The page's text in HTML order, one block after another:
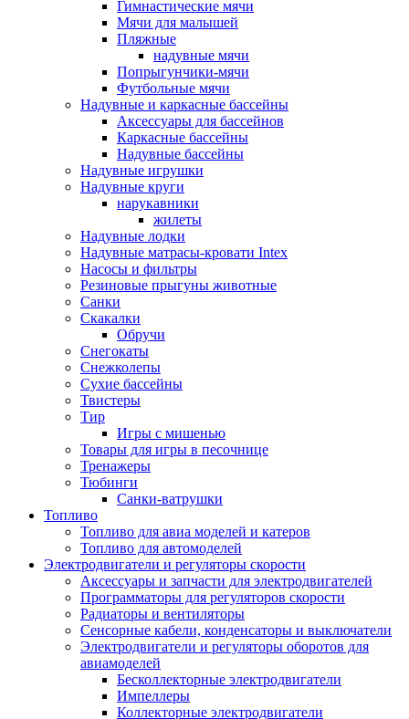
Гимнастические мячи
Мячи для малышей
Пляжные
надувные мячи
Попрыгунчики-мячи
Футбольные мячи
Надувные и каркасные бассейны
Аксессуары для бассейнов
Каркасные бассейны
Надувные бассейны
Надувные игрушки
Надувные круги
нарукавники
жилеты
Надувные лодки
Надувные матрасы-кровати Intex
Насосы и фильтры
Резиновые прыгуны животные
Санки
Скакалки
Обручи
Снегокаты
Снежколепы
Сухие бассейны
Твистеры
Тир
Игры с мишенью
Товары для игры в песочнице
Тренажеры
Тюбинги
Санки-ватрушки
Топливо
Топливо для авиа моделей и катеров
Топливо для автомоделей
Электродвигатели и регуляторы скорости
Аксессуары и запчасти для электродвигателей
Программаторы для регуляторов скорости
Радиаторы и вентиляторы
Сенсорные кабели, конденсаторы и выключатели
Электродвигатели и регуляторы оборотов для
авиамоделей
Бесколлекторные электродвигатели
Импеллеры
Коллекторные электродвигатели